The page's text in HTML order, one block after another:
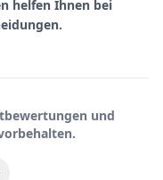
helfen Ihnen bei
und